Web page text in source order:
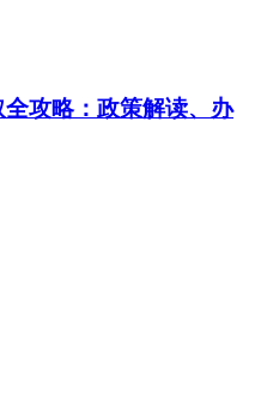
攻略：政策解读、办